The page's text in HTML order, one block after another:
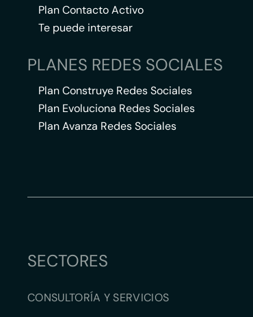
Plan Contacto Activo
Te puede interesar
PLANES REDES SOCIALES
Plan Construye Redes Sociales
Plan Evoluciona Redes Sociales
Plan Avanza Redes Sociales
SECTORES
CONSULTORÍA Y SERVICIOS